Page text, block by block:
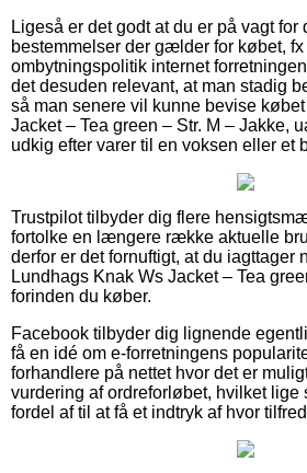
Ligeså er det godt at du er på vagt for
bestemmelser der gælder for købet,
ombytningspolitik internet
det desuden relevant, at man stadig
så man senere vil kunne bevise
Jacket – Tea green – Str. M – Jakke,
udkig efter varer til en voksen eller et
Trustpilot tilbyder dig flere
fortolke en længere række aktuelle
derfor er det fornuftigt, at du iagttager
Lundhags Knak Ws Jacket – Tea
forinden du køber.
Facebook tilbyder dig lignende
få en idé om e-forretningens
forhandlere på nettet hvor det er
vurdering af ordreforløbet, hvilket lige
fordel af til at få et indtryk af hvor